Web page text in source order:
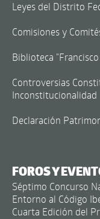
Leyes del Distrito
Comisiones y
Biblioteca
Controversias
Inconstitucionalidad
Declaración
FOROS Y
Séptimo Concurso
Entorno al Código
Cuarta Edición del